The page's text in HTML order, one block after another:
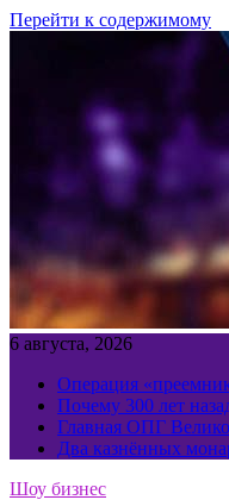
Перейти к содержимому
6 августа, 2026
Операция
Почему 300 лет
Главная ОПГ
Два казнённых
Шоу бизнес